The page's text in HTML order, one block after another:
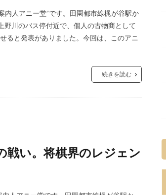
内人アニー堂”です。田園都市線梶が谷駅か
川のバス停付近で、個人の古物商として
ると発表がありました。今回は、このアニ
続きを読む
戦い。将棋界のレジェン